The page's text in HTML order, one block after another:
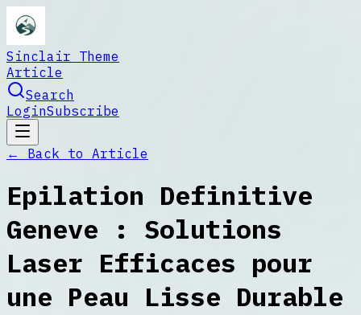
Sinclair Theme
Article
Search
LoginSubscribe
← Back to Article
Epilation Definitive
Geneve : Solutions
Laser Efficaces pour
une Peau Lisse Durable